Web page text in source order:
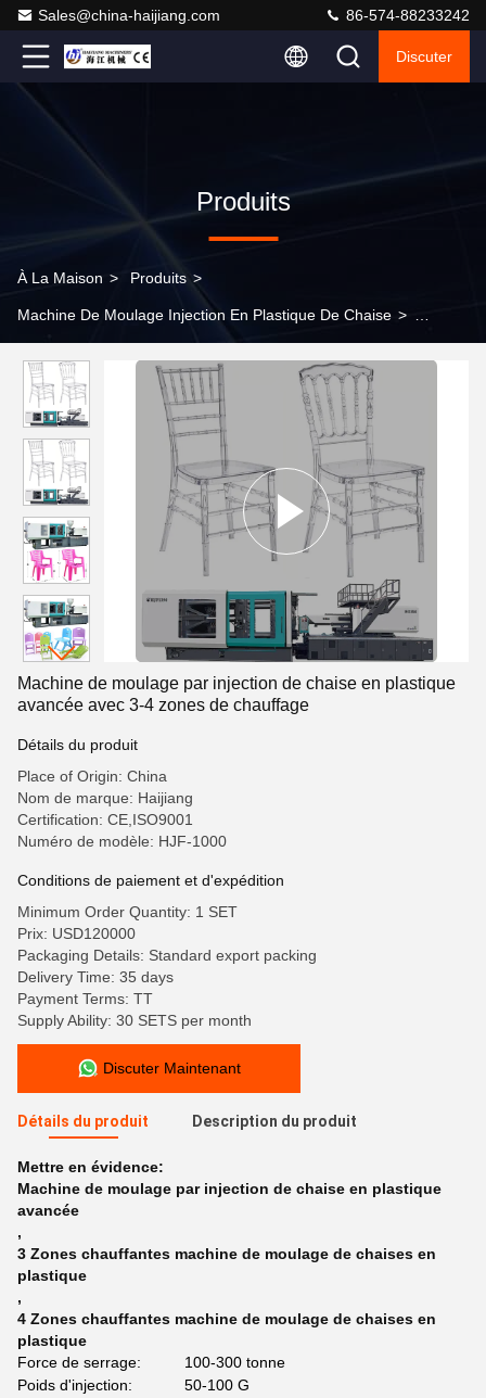
Sales@china-haijiang.com 86-574-88233242
Discuter
Produits
À La Maison > Produits >
Machine De Moulage Injection En Plastique De Chaise >
avancée avec 3-4 zones de chauffage
Machine de moulage par injection de chaise en plastique
avancée avec 3-4 zones de chauffage
Détails du produit
Place of Origin: China
Nom de marque: Haijiang
Certification: CE,ISO9001
Numéro de modèle: HJF-1000
Conditions de paiement et d'expédition
Minimum Order Quantity: 1 SET
Prix: USD120000
Packaging Details: Standard export packing
Delivery Time: 35 days
Payment Terms: TT
Supply Ability: 30 SETS per month
Discuter Maintenant
Détails du produit Description du produit
Mettre en évidence:
Machine de moulage par injection de chaise en plastique
avancée
,
3 Zones chauffantes machine de moulage de chaises en
plastique
,
4 Zones chauffantes machine de moulage de chaises en
plastique
Force de serrage:
100-300 tonne
Poids d'injection:
50-100 G